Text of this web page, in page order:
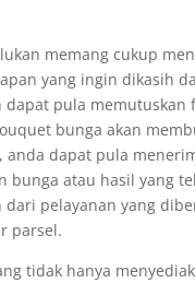
memang cukup
yang ingin dikasih
pula
bunga akan
dapat pula
atau hasil yang
pelayanan yang
parsel.
tidak hanya